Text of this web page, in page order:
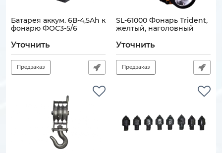
Батарея аккум. 6В-4,5Ah к
фонарю ФОС3-5/6
Уточнить
Предзаказ
SL-61000 Фонарь Trident,
желтый, наголовный
Уточнить
Предзаказ